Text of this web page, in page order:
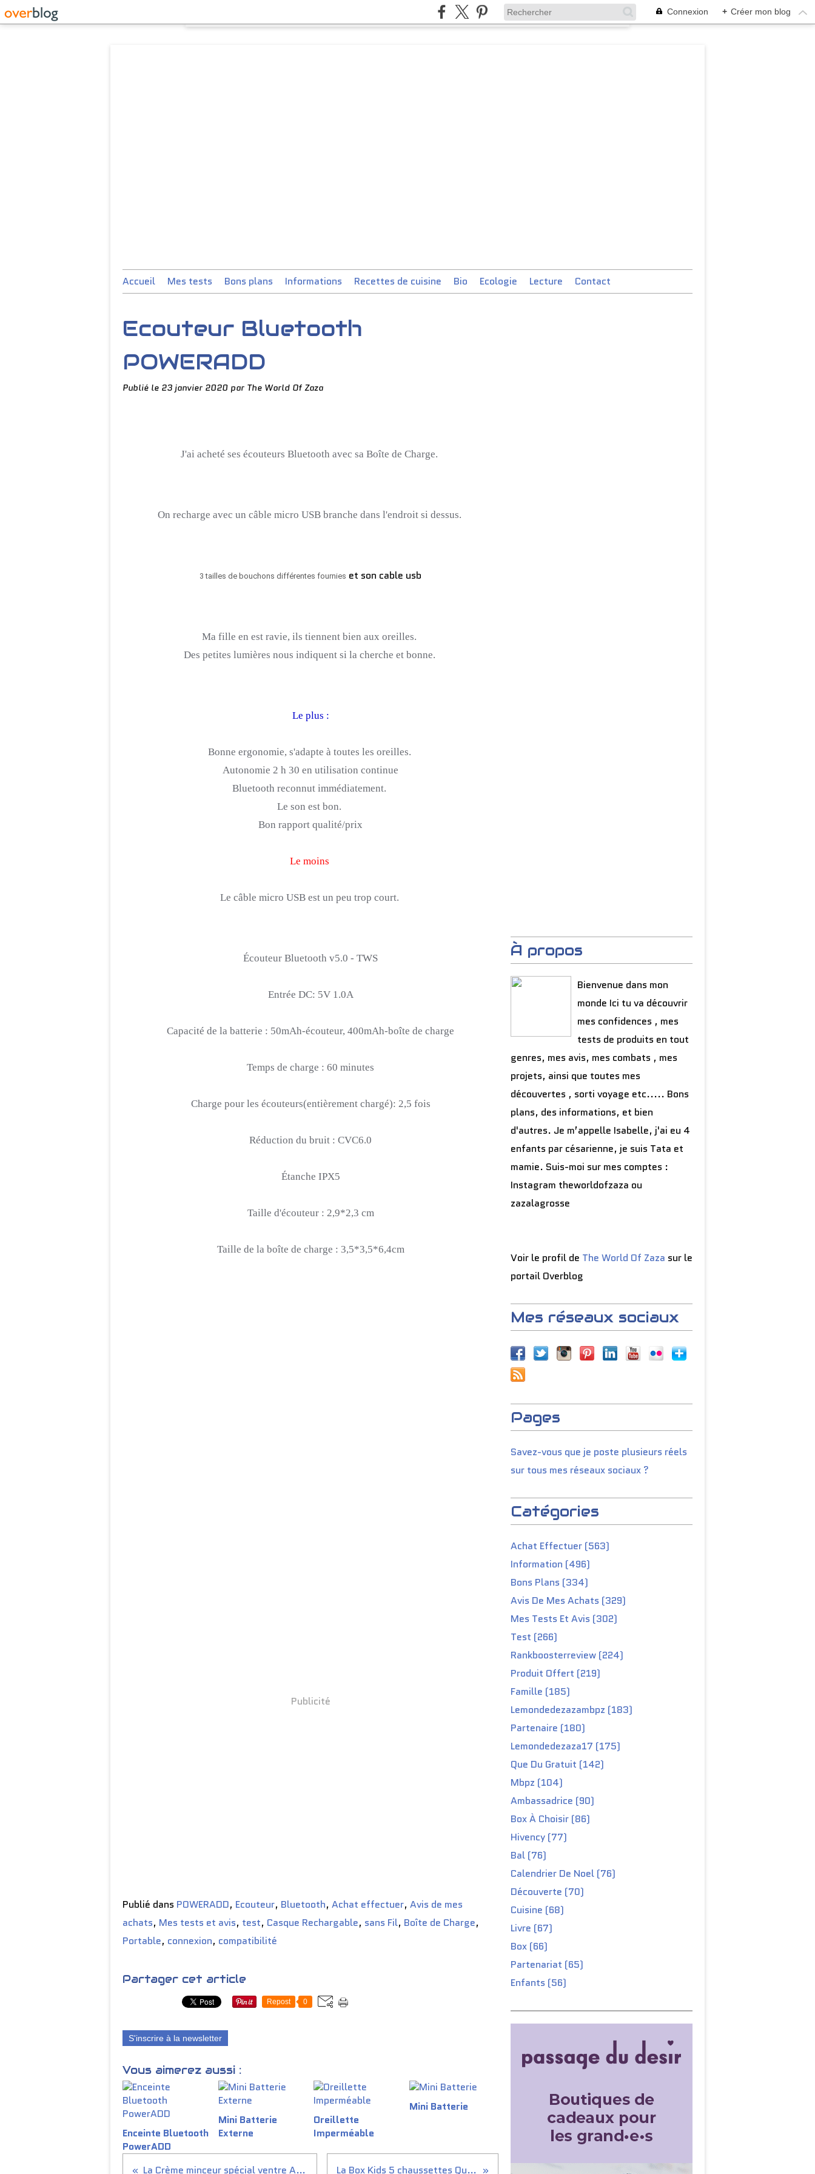
Connexion + Créer mon blog
Accueil Mes tests Bons plans Informations Recettes de cuisine Bio Ecologie Lecture Contact
Ecouteur Bluetooth
POWERADD
Publié le 23 janvier 2020 par The World Of Zaza
J'ai acheté ses écouteurs Bluetooth avec sa Boîte de Charge.
On recharge avec un câble micro USB branche dans l'endroit si dessus.
3 tailles de bouchons différentes fournies et son cable usb
Ma fille en est ravie, ils tiennent bien aux oreilles.
Des petites lumières nous indiquent si la cherche et bonne.
Le plus :
Bonne ergonomie, s'adapte à toutes les oreilles.
Autonomie 2 h 30 en utilisation continue
Bluetooth reconnut immédiatement.
Le son est bon.
Bon rapport qualité/prix
Le moins
Le câble micro USB est un peu trop court.
Écouteur Bluetooth v5.0 - TWS
Entrée DC: 5V 1.0A
Capacité de la batterie : 50mAh-écouteur, 400mAh-boîte de charge
Temps de charge : 60 minutes
Charge pour les écouteurs(entièrement chargé): 2,5 fois
Réduction du bruit : CVC6.0
Étanche IPX5
Taille d'écouteur : 2,9*2,3 cm
Taille de la boîte de charge : 3,5*3,5*6,4cm
Publicité
Publié dans POWERADD, Ecouteur, Bluetooth, Achat effectuer, Avis de mes
achats, Mes tests et avis, test, Casque Rechargable, sans Fil, Boîte de Charge,
Portable, connexion, compatibilité
Partager cet article
Repost 0
S'inscrire à la newsletter
Vous aimerez aussi :
Enceinte Bluetooth
PowerADD
Mini Batterie
Externe
Oreillette
Imperméable
Mini Batterie
La Crème minceur spécial ventre Anaca3 La Box Kids 5 chaussettes Quatuor
À propos
Bienvenue dans mon
monde Ici tu va découvrir
mes confidences , mes
tests de produits en tout
genres, mes avis, mes combats , mes
projets, ainsi que toutes mes
découvertes , sorti voyage etc..... Bons
plans, des informations, et bien
d'autres. Je m’appelle Isabelle, j'ai eu 4
enfants par césarienne, je suis Tata et
mamie. Suis-moi sur mes comptes :
Instagram theworldofzaza ou
zazalagrosse
Voir le profil de The World Of Zaza sur le
portail Overblog
Mes réseaux sociaux
Pages
Savez-vous que je poste plusieurs réels
sur tous mes réseaux sociaux ?
Catégories
Achat Effectuer (563)
Information (496)
Bons Plans (334)
Avis De Mes Achats (329)
Mes Tests Et Avis (302)
Test (266)
Rankboosterreview (224)
Produit Offert (219)
Famille (185)
Lemondedezazambpz (183)
Partenaire (180)
Lemondedezaza17 (175)
Que Du Gratuit (142)
Mbpz (104)
Ambassadrice (90)
Box À Choisir (86)
Hivency (77)
Bal (76)
Calendrier De Noel (76)
Découverte (70)
Cuisine (68)
Livre (67)
Box (66)
Partenariat (65)
Enfants (56)